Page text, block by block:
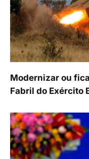
Modernizar ou
Fabril do Exército